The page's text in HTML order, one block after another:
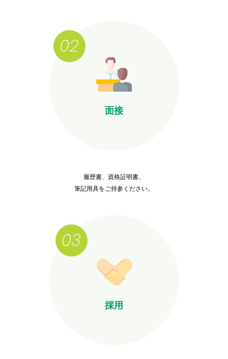
面接
履歴書、資格証明書、
筆記用具をご持参ください。
採用